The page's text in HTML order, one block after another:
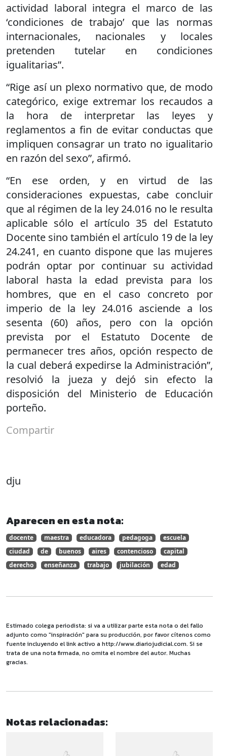
actividad laboral integra el marco de las
‘condiciones de trabajo’ que las normas
internacionales, nacionales y locales
pretenden tutelar en condiciones
igualitarias”.
“Rige así un plexo normativo que, de modo
categórico, exige extremar los recaudos a
la hora de interpretar las leyes y
reglamentos a fin de evitar conductas que
impliquen consagrar un trato no igualitario
en razón del sexo”, afirmó.
“En ese orden, y en virtud de las
consideraciones expuestas, cabe concluir
que al régimen de la ley 24.016 no le resulta
aplicable sólo el artículo 35 del Estatuto
Docente sino también el artículo 19 de la ley
24.241, en cuanto dispone que las mujeres
podrán optar por continuar su actividad
laboral hasta la edad prevista para los
hombres, que en el caso concreto por
imperio de la ley 24.016 asciende a los
sesenta (60) años, pero con la opción
prevista por el Estatuto Docente de
permanecer tres años, opción respecto de
la cual deberá expedirse la Administración”,
resolvió la jueza y dejó sin efecto la
disposición del Ministerio de Educación
porteño.
Compartir
dju
Aparecen en esta nota:
docente maestra educadora pedagoga
escuela
ciudad
de buenos aires contencioso
capital
derecho
enseñanza trabajo jubilación edad
Estimado colega periodista: si va a utilizar parte esta nota o del fallo
adjunto como "inspiración" para su producción, por favor cítenos como
fuente incluyendo el link activo a http://www.diariojudicial.com. Si se
trata de una nota firmada, no omita el nombre del autor. Muchas
gracias.
Notas relacionadas: